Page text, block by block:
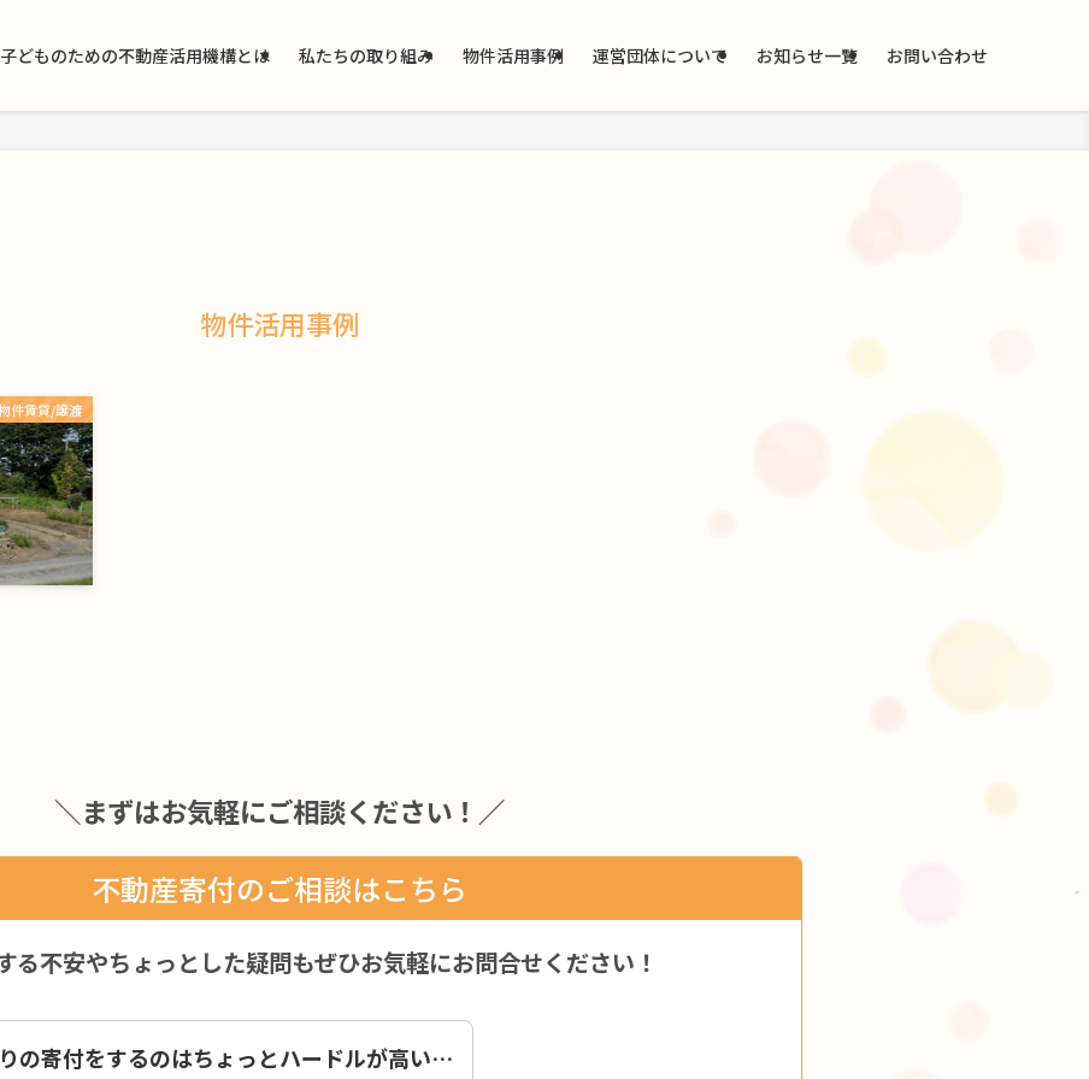
子どものための不動産活用機構とは 私たちの取り組み 物件活用事例 運営団体について お知らせ一覧 お問い合わせ
物件活用事例
件賃貸/譲渡
＼まずはお気軽にご相談ください！／
不動産寄付のご相談はこちら
る不安やちょっとした疑問もぜひお気軽にお問合せください！
の寄付をするのはちょっとハードルが高い…